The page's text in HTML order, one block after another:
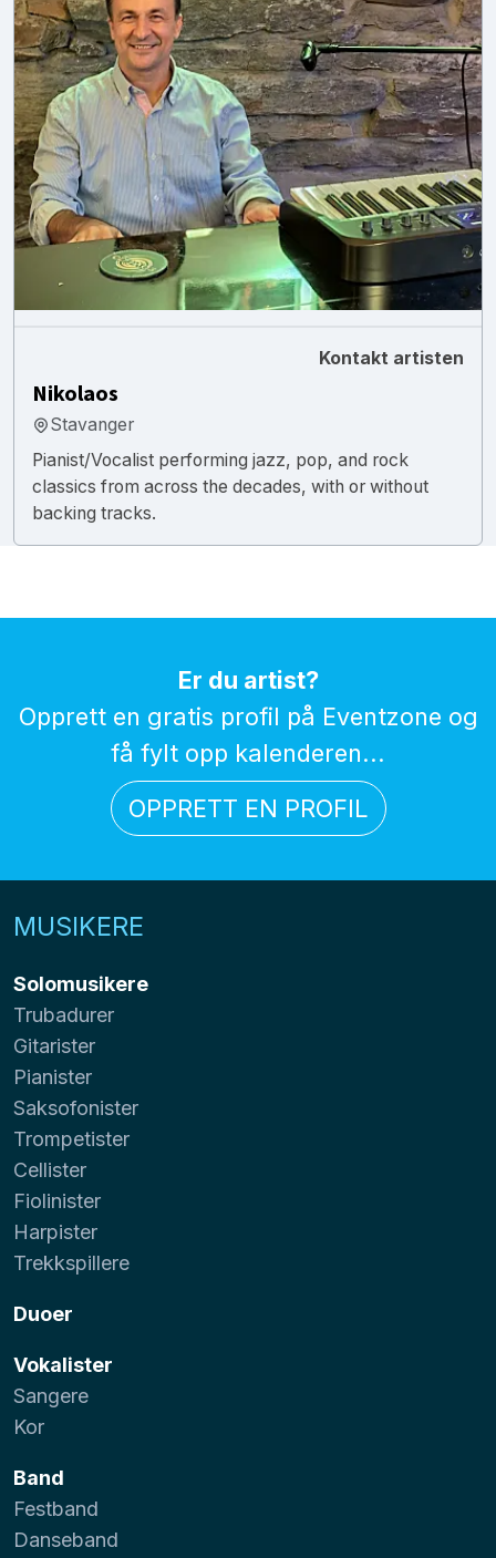
Kontakt artisten
Nikolaos
Stavanger
Pianist/Vocalist performing jazz, pop, and rock
classics from across the decades, with or without
backing tracks.
Er du artist?
Opprett en gratis profil på Eventzone og
få fylt opp kalenderen...
OPPRETT EN PROFIL
MUSIKERE
Solomusikere
Trubadurer
Gitarister
Pianister
Saksofonister
Trompetister
Cellister
Fiolinister
Harpister
Trekkspillere
Duoer
Vokalister
Sangere
Kor
Band
Festband
Danseband